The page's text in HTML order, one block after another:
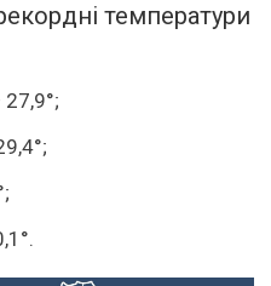
температури